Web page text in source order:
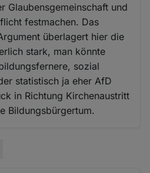
Glaubensgemeinschaft und
festmachen. Das
überlagert hier die
stark, man könnte
sozial
statistisch ja eher AfD
in Richtung Kirchenaustritt
Bildungsbürgertum.